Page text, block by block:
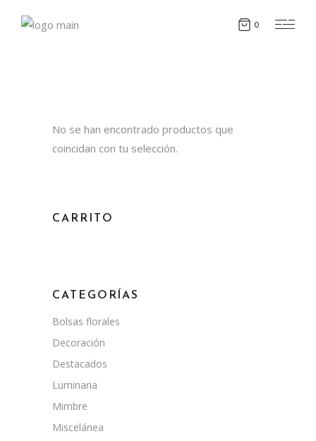
0
No se han encontrado productos que
coincidan con tu selección.
CARRITO
CATEGORÍAS
Bolsas florales
Decoración
Destacados
Luminaria
Mimbre
Miscelánea